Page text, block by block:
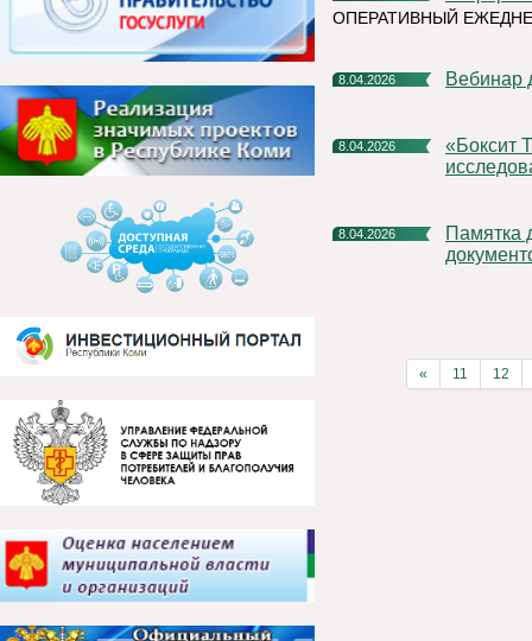
ОПЕРАТИВНЫЙ
8.04.2026
8.04.2026
«Боксит Тимана» поможет региональным ученым продолжить
8.04.2026
Памятка для корректного оформления платежных
« 11 12